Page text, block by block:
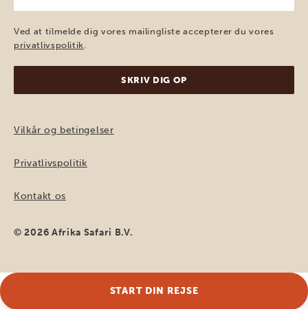
mail
(Påkrævet)
Ved at tilmelde dig vores mailingliste accepterer du vores
privatlivspolitik.
Vilkår og betingelser
Privatlivspolitik
Kontakt os
© 2026 Afrika Safari B.V.
START DIN REJSE